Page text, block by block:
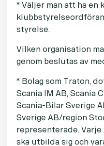
* Väljer man att ha en
styrelse.
Vilken organisation
genom beslutas av
* Bolag som Traton,
Scania IM AB, Scania
Scania-Bilar Sverige
Sverige AB/region
representerade.
ska utbilda sig och